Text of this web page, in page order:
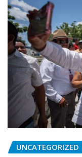
UNCATEGORIZED